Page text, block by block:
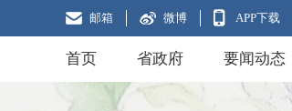
邮箱 微博 APP下载
首页 省政府 要闻动态